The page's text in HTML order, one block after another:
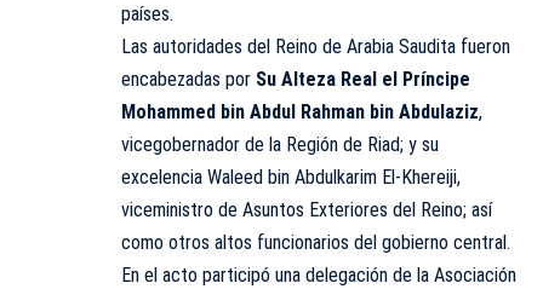
países.
Las autoridades del Reino de Arabia Saudita fueron
encabezadas por Su Alteza Real el Príncipe
Mohammed bin Abdul Rahman bin Abdulaziz,
vicegobernador de la Región de Riad; y su
excelencia Waleed bin Abdulkarim El-Khereiji,
viceministro de Asuntos Exteriores del Reino; así
como otros altos funcionarios del gobierno central.
En el acto participó una delegación de la Asociación